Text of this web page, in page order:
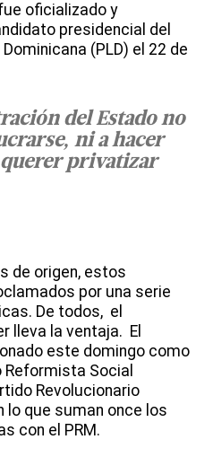
oficializado y
presidencial del
(PLD) el 22 de
del Estado no
ni a hacer
privatizar
de origen, estos
por una serie
De todos, el
lleva la ventaja. El
este domingo como
Social
Revolucionario
lo que suman once los
con el PRM.